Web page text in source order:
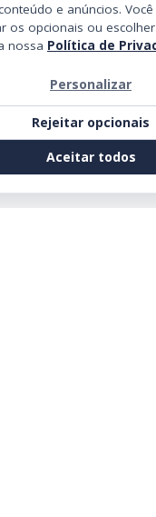
e anúncios.
os opcionais ou
nossa Política de
Personalizar
Rejeitar opcionais
Aceitar todos